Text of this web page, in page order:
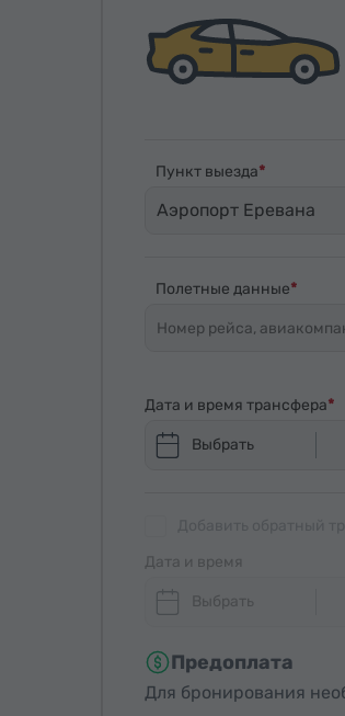
Пункт выезда
Аэропорт Еревана
Полетные данные
Дата и время трансфера
Выбрать
Дата и время
Выбрать
Предоплата
Для бронирования